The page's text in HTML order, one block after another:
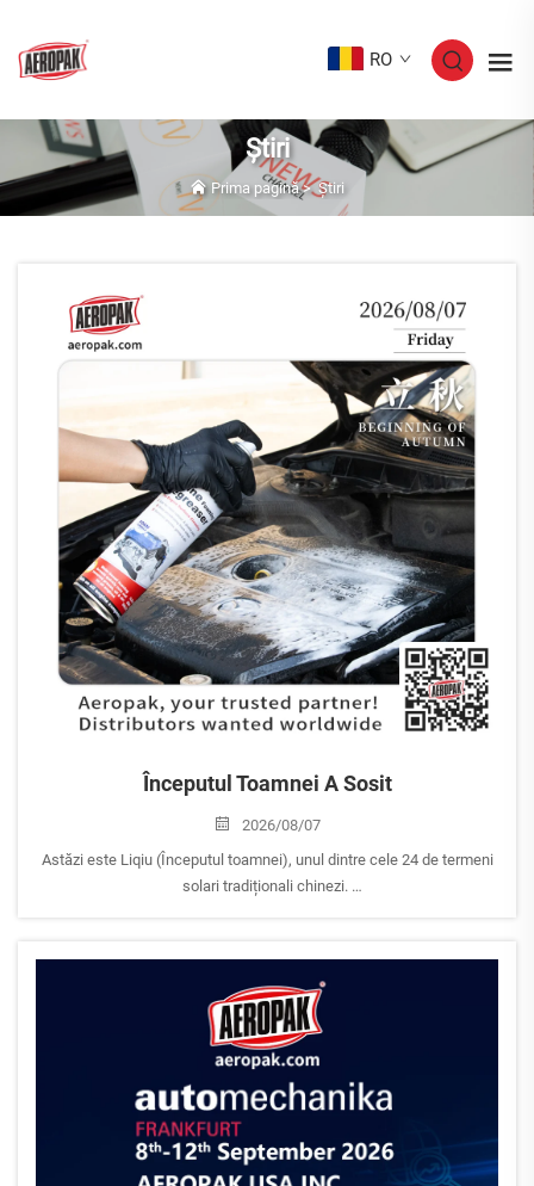
RO
Știri
Prima pagină>Știri
Începutul Toamnei A Sosit
2026/08/07
Astăzi este Liqiu (Începutul toamnei), unul dintre cele 24 de termeni
solari tradiționali chinezi.
nouă...